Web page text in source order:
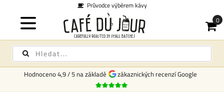
Průvodce výběrem kávy
Hodnoceno4,9/5 na základě zákaznických recenzí Google